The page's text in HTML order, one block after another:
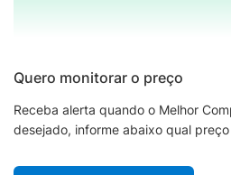
Quero monitorar o preço
Receba alerta quando o Melhor
desejado, informe abaixo qual